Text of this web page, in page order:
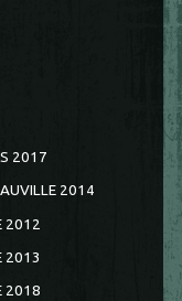
2017
2014
2012
2013
2018